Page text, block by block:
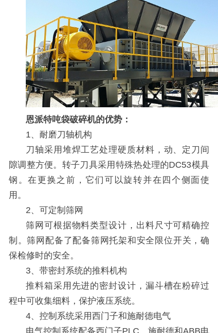
恩派特吨袋破碎机的优势：
1、耐磨刀轴机构
刀轴采用堆焊工艺处理硬质材料，动、定刀间
隙调整方便。转子刀具采用特殊热处理的DC53模具
钢。在更换之前，它们可以旋转并在四个侧面使
用。
2、可定制筛网
筛网可根据物料类型设计，出料尺寸可精确控
制。筛网配备了配备筛网托架和安全限位开关，确
保检修时的安全。
3、带密封系统的推料机构
推料箱采用先进的密封设计，漏斗槽在粉碎过
程中可收集细料，保护液压系统。
4、控制系统采用西门子和施耐德电气
电气控制系统配备西门子PLC、施耐德和ABB电